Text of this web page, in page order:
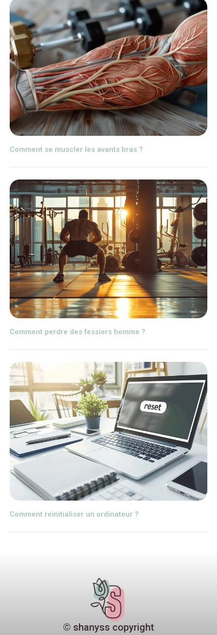
Comment se muscler les avants bras ?
Comment perdre des fessiers homme ?
Comment reinitialiser un ordinateur ?
© shanyss copyright